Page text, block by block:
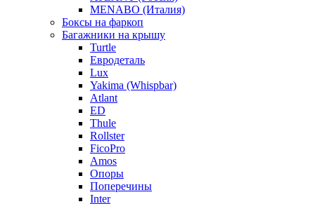
MENABO (Италия)
Боксы на фаркоп
Багажники на крышу
Turtle
Евродеталь
Lux
Yakima (Whispbar)
Atlant
ED
Thule
Rollster
FicoPro
Amos
Опоры
Поперечины
Inter